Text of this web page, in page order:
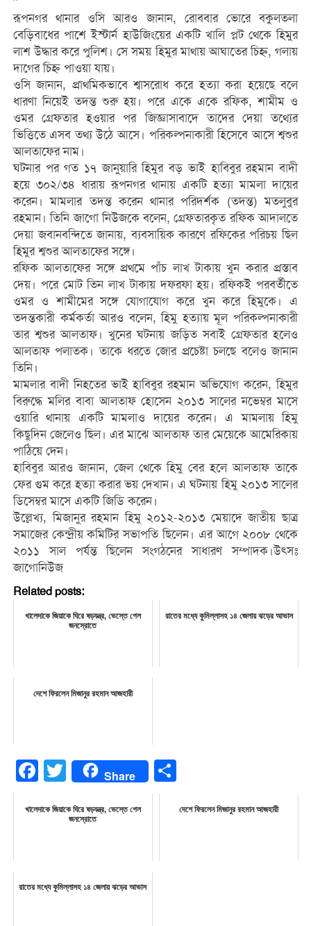
রূপনগর থানার ওসি আরও জানান, রোববার ভোরে বকুলতলা
বেড়িবাধের পাশে ইস্টার্ন হাউজিংয়ের একটি খালি প্লট থেকে হিমুর
লাশ উদ্ধার করে পুলিশ। সে সময় হিমুর মাথায় আঘাতের চিহ্ন, গলায়
দাগের চিহ্ন পাওয়া যায়।
ওসি জানান, প্রাথমিকভাবে শ্বাসরোধ করে হত্যা করা হয়েছে বলে
ধারণা নিয়েই তদন্ত শুরু হয়। পরে একে একে রফিক, শামীম ও
ওমর গ্রেফতার হওয়ার পর জিজ্ঞাসাবাদে তাদের দেয়া তথ্যের
ভিত্তিতে এসব তথ্য উঠে আসে। পরিকল্পনাকারী হিসেবে আসে শ্বশুর
আলতাফের নাম।
ঘটনার পর গত ১৭ জানুয়ারি হিমুর বড় ভাই হাবিবুর রহমান বাদী
হয়ে ৩০২/৩৪ ধারায় রূপনগর থানায় একটি হত্যা মামলা দায়ের
করেন। মামলার তদন্ত করেন থানার পরিদর্শক (তদন্ত) মতলুবুর
রহমান। তিনি জাগো নিউজকে বলেন, গ্রেফতারকৃত রফিক আদালতে
দেয়া জবানবন্দিতে জানায়, ব্যবসায়িক কারণে রফিকের পরিচয় ছিল
হিমুর শ্বশুর আলতাফের সঙ্গে।
রফিক আলতাফের সঙ্গে প্রথমে পাঁচ লাখ টাকায় ‍খুন করার প্রস্তাব
দেয়। পরে মোট তিন লাখ টাকায় দফরফা হয়। রফিকই পরবর্তীতে
ওমর ও শামীমের সঙ্গে যোগাযোগ করে খুন করে হিমুকে। এ
তদন্তকারী কর্মকর্তা আরও বলেন, হিমু হত্যায় মূল পরিকল্পনাকারী
তার শ্বশুর আলতাফ। খুনের ঘটনায় জড়িত সবাই গ্রেফতার হলেও
আলতাফ পলাতক। তাকে ধরতে জোর প্রচেষ্টা চলছে বলেও জানান
তিনি।
মামলার বাদী নিহতের ভাই হাবিবুর রহমান অভিযোগ করেন, হিমুর
বিরুদ্ধে মলির বাবা আলতাফ হোসেন ২০১৩ সালের নভেম্বর মাসে
ওয়ারি থানায় একটি মামলাও দায়ের করেন। এ মামলায় হিমু
কিছুদিন জেলেও ছিল। এর মাঝে আলতাফ তার মেয়েকে আমেরিকায়
পাঠিয়ে দেন।
হাবিবুর আরও জানান, জেল থেকে হিমু বের হলে আলতাফ তাকে
ফের গুম করে হত্যা করার ভয় দেখান। এ ঘটনায় হিমু ২০১৩ সালের
ডিসেম্বর মাসে একটি জিডি করেন।
উল্লেখ্য, মিজানুর রহমান হিমু ২০১২-২০১৩ মেয়াদে জাতীয় ছাত্র
সমাজের কেন্দ্রীয় কমিটির সভাপতি ছিলেন। এর আগে ২০০৮ থেকে
২০১১ সাল পর্যন্ত ছিলেন সংগঠনের সাধারণ সম্পাদক।উৎসঃ
জাগোনিউজ
Related posts:
খালেদাকে জিয়াকে ঘিরে ষড়যন্ত্র, ভেস্তে গেল
জনস্রোতে
রাতের মধ্যে কুমিল্লাসহ ১৪ জেলায় ঝড়ের আভাস
দেশে ফিরলেন মিজানুর রহমান আজহারী
Facebook
Twitter Share
খালেদাকে জিয়াকে ঘিরে ষড়যন্ত্র, ভেস্তে গেল
জনস্রোতে
দেশে ফিরলেন মিজানুর রহমান আজহারী
রাতের মধ্যে কুমিল্লাসহ ১৪ জেলায় ঝড়ের আভাস